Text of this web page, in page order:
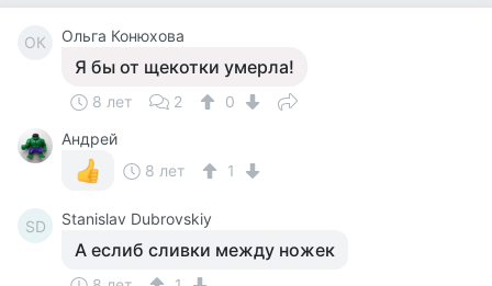
ОК Ольга Конюхова
Я бы от щекотки умерла!
8 лет 2
0
Андрей
8 лет
1
SD Stanislav Dubrovskiy
А еслиб сливки между ножек